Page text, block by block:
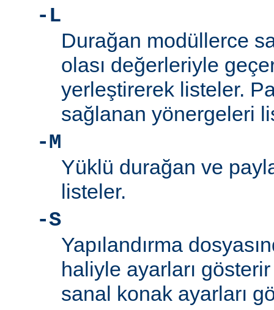
-L
Durağan modüllerce
olası değerleriyle
yerleştirerek listeler.
sağlanan yönergeleri
-M
Yüklü durağan ve
listeler.
-S
Yapılandırma
haliyle ayarları
sanal konak ayarları